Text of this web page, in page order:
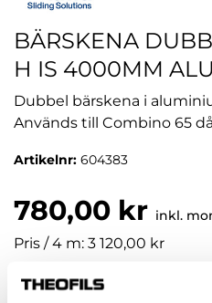
BÄRSKENA
H IS 4000MM ALU
Dubbel bärskena i
Används till Combino 65
Artikelnr: 604383
780,00 kr inkl.
Pris / 4 m: 3 120,00 kr
m